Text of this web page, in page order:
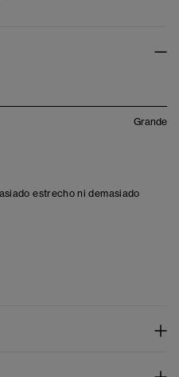
Grande
estrecho ni demasiado